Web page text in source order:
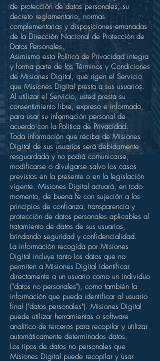
de protección de datos personales, su
decreto reglamentario, normas
complementarias y disposiciones emanadas
de la Dirección Nacional de Protección de
Datos Personales.
Asimismo esta Política de Privacidad integra
y forma parte de los Términos y Condiciones
de Misiones Digital, que rigen el Servicio
que Misiones Digital presta a sus usuarios.
Al utilizar el Servicio, usted presta su
consentimiento libre, expreso e informado,
para usar su información personal de
acuerdo con la Política de Privacidad.
Toda información que reciba de Misiones
Digital de sus usuarios será debidamente
resguardada y no podrá comunicarse,
modificarse o divulgarse salvo los casos
previstos en la presente o en la legislación
vigente. Misiones Digital actuará, en todo
momento, de buena fe con sujeción a los
principios de confianza, transparencia y
protección de datos personales aplicables al
tratamiento de datos de sus usuarios,
brindando seguridad y confidencialidad.
La información recogida por Misiones
Digital incluye tanto los datos que no
permiten a Misiones Digital identificar
directamente a un usuario como un individuo
("datos no personales"), como también la
información que pueda identificar al usuario
final ("datos personales"). Misiones Digital
puede utilizar herramientas o software
analítico de terceros para recopilar y utilizar
automáticamente determinados datos.
Los tipos de datos no personales que
Misiones Digital puede recopilar y usar